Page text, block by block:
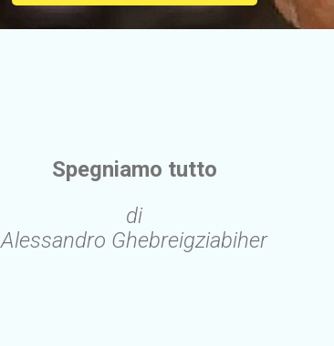
Spegniamo tutto
di
Alessandro Ghebreigziabiher